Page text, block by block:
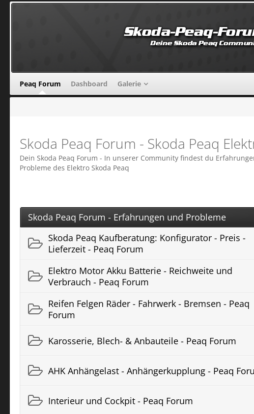
Peaq Forum Dashboard Galerie
Skoda Peaq Forum - Skoda Peaq
Dein Skoda Peaq Forum - In unserer Community findest du
Probleme des Elektro Skoda Peaq
Skoda Peaq Forum - Erfahrungen und Probleme
Skoda Peaq Kaufberatung: Konfigurator - Preis -
Lieferzeit - Peaq Forum
Elektro Motor Akku Batterie - Reichweite und
Verbrauch - Peaq Forum
Reifen Felgen Räder - Fahrwerk - Bremsen - Peaq
Forum
Karosserie, Blech- & Anbauteile - Peaq Forum
AHK Anhängelast - Anhängerkupplung - Peaq
Interieur und Cockpit - Peaq Forum